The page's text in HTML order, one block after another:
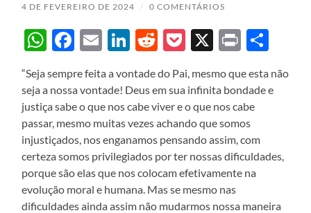
4 DE FEVEREIRO DE 2024 / 0 COMENTÁRIOS
WhatsApp
Facebook
EmailLinkedIn
Reddit
Pocket
X Print
“Seja sempre feita a vontade do Pai, mesmo que esta não
seja a nossa vontade! Deus em sua infinita bondade e
justiça sabe o que nos cabe viver e o que nos cabe
passar, mesmo muitas vezes achando que somos
injustiçados, nos enganamos pensando assim, com
certeza somos privilegiados por ter nossas dificuldades,
porque são elas que nos colocam efetivamente na
evolução moral e humana. Mas se mesmo nas
dificuldades ainda assim não mudarmos nossa maneira